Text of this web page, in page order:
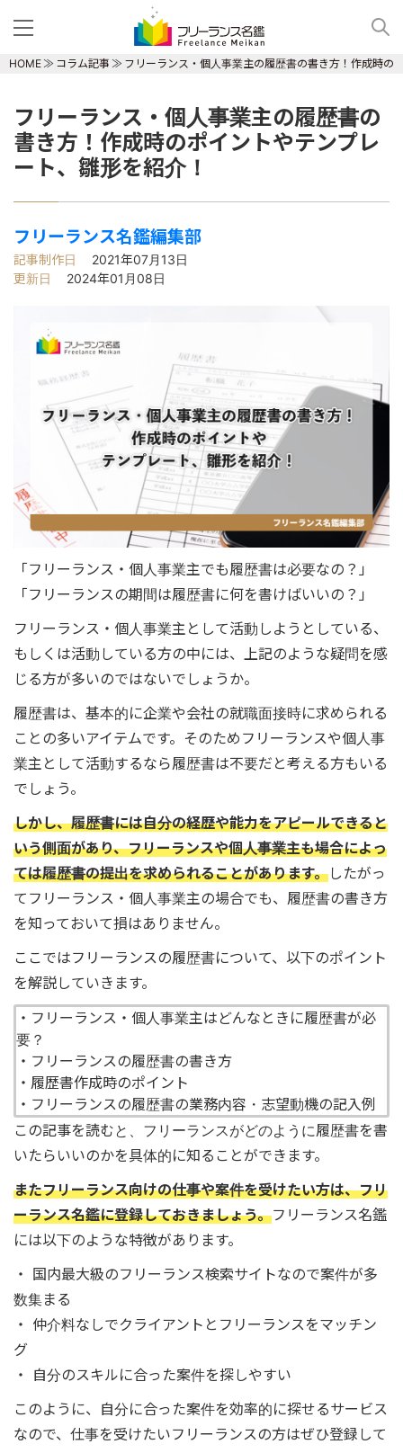
HOME コラム記事 フリーランス・個人事業主の履歴書の書き方！作成時の
フリーランス・個人事業主の履歴書の
書き方！作成時のポイントやテンプレ
ート、雛形を紹介！
フリーランス名鑑編集部
記事制作日
2021年07月13日
更新日
2024年01月08日
「フリーランス・個人事業主でも履歴書は必要なの？」
「フリーランスの期間は履歴書に何を書けばいいの？」
フリーランス・個人事業主として活動しようとしている、
もしくは活動している方の中には、上記のような疑問を感
じる方が多いのではないでしょうか。
履歴書は、基本的に企業や会社の就職面接時に求められる
ことの多いアイテムです。そのためフリーランスや個人事
業主として活動するなら履歴書は不要だと考える方もいる
でしょう。
しかし、履歴書には自分の経歴や能力をアピールできると
いう側面があり、フリーランスや個人事業主も場合によっ
ては履歴書の提出を求められることがあります。したがっ
てフリーランス・個人事業主の場合でも、履歴書の書き方
を知っておいて損はありません。
ここではフリーランスの履歴書について、以下のポイント
を解説していきます。
・フリーランス・個人事業主はどんなときに履歴書が必
要？
・フリーランスの履歴書の書き方
・履歴書作成時のポイント
・フリーランスの履歴書の業務内容・志望動機の記入例
この記事を読むと、フリーランスがどのように履歴書を書
いたらいいのかを具体的に知ることができます。
またフリーランス向けの仕事や案件を受けたい方は、フリ
ーランス名鑑に登録しておきましょう。フリーランス名鑑
には以下のような特徴があります。
・ 国内最大級のフリーランス検索サイトなので案件が多
数集まる
・ 仲介料なしでクライアントとフリーランスをマッチン
グ
・ 自分のスキルに合った案件を探しやすい
このように、自分に合った案件を効率的に探せるサービス
なので、仕事を受けたいフリーランスの方はぜひ登録して